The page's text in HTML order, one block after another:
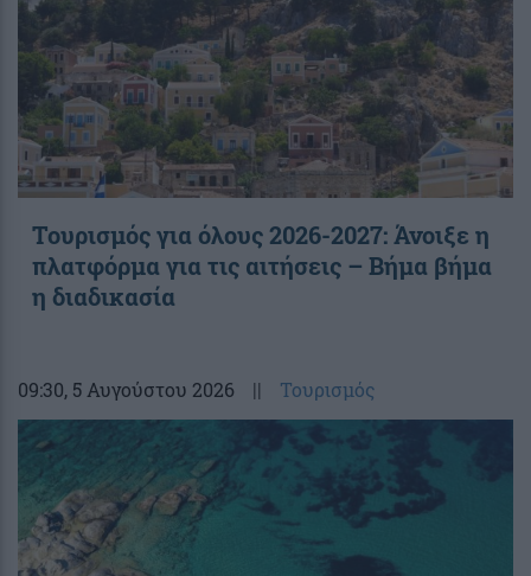
Τουρισμός για όλους 2026-2027: Άνοιξε η
πλατφόρμα για τις αιτήσεις – Βήμα βήμα
η διαδικασία
09:30, 5 Αυγούστου 2026 || Τουρισμός